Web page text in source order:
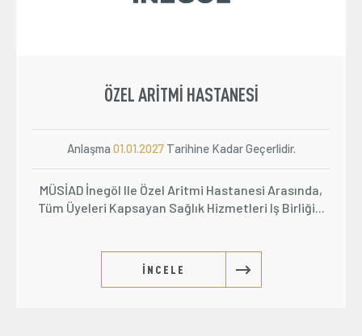
ÖZEL ARITMI HASTANESI
Anlaşma 01.01.2027Tarihine Kadar Geçerlidir.
MÜSİAD İnegöl Ile Özel Aritmi Hastanesi Arasında,
Tüm Üyeleri Kapsayan Sağlık Hizmetleri Iş Birliği...
İNCELE